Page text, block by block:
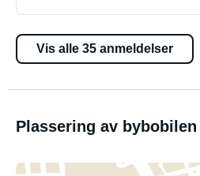
Vis alle 35 anmeldelser
Plassering av bybobilen